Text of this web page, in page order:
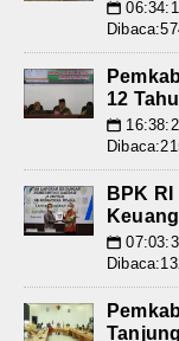
📅
12
📅
BPK
📅